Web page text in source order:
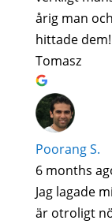
årig man
hittade dem!
Tomasz
Poorang S.
6 months
Jag lagade
är otroligt